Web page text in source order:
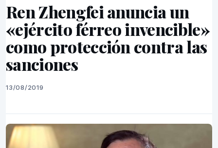
Ren Zhengfei anuncia un
«ejército férreo invencible»
como protección contra las
sanciones
13/08/2019